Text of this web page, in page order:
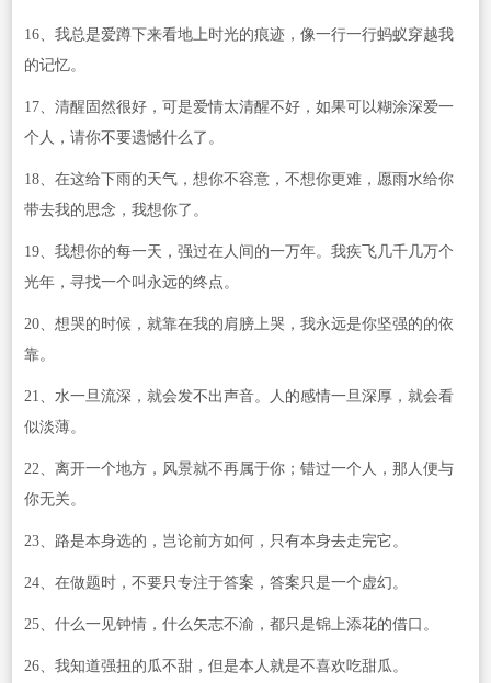
16、我总是爱蹲下来看地上时光的痕迹，像一行一行蚂蚁穿越我
的记忆。
17、清醒固然很好，可是爱情太清醒不好，如果可以糊涂深爱一
个人，请你不要遗憾什么了。
18、在这给下雨的天气，想你不容意，不想你更难，愿雨水给你
带去我的思念，我想你了。
19、我想你的每一天，强过在人间的一万年。我疾飞几千几万个
光年，寻找一个叫永远的终点。
20、想哭的时候，就靠在我的肩膀上哭，我永远是你坚强的的依
靠。
21、水一旦流深，就会发不出声音。人的感情一旦深厚，就会看
似淡薄。
22、离开一个地方，风景就不再属于你；错过一个人，那人便与
你无关。
23、路是本身选的，岂论前方如何，只有本身去走完它。
24、在做题时，不要只专注于答案，答案只是一个虚幻。
25、什么一见钟情，什么矢志不渝，都只是锦上添花的借口。
26、我知道强扭的瓜不甜，但是本人就是不喜欢吃甜瓜。